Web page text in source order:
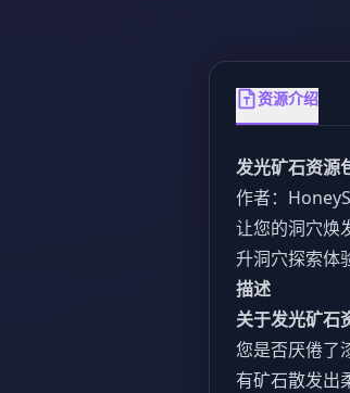
资源介绍
发光矿石资源
作者：
让您的洞穴焕
升洞穴探索体
描述
关于发光矿石
您是否厌倦了
有矿石散发出